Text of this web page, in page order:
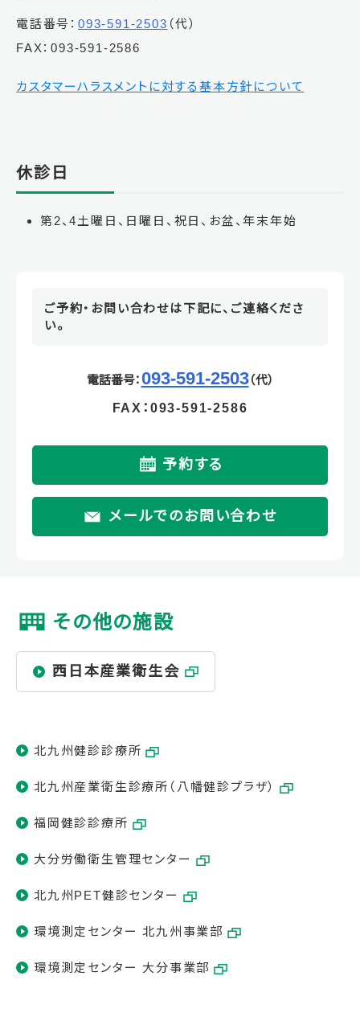
電話番号： 093-591-2503 （代）
FAX：093-591-2586
カスタマーハラスメントに対する基本方針について
休診日
第2、4土曜日、日曜日、祝日、お盆、年末年始
ご予約・お問い合わせは下記に、ご連絡くださ
い。
電話番号：093-591-2503（代）
FAX：093-591-2586
予約する
メールでのお問い合わせ
その他の施設
西日本産業衛生会
北九州健診診療所
北九州産業衛生診療所（八幡健診プラザ）
福岡健診診療所
大分労働衛生管理センター
北九州PET健診センター
環境測定センター 北九州事業部
環境測定センター 大分事業部